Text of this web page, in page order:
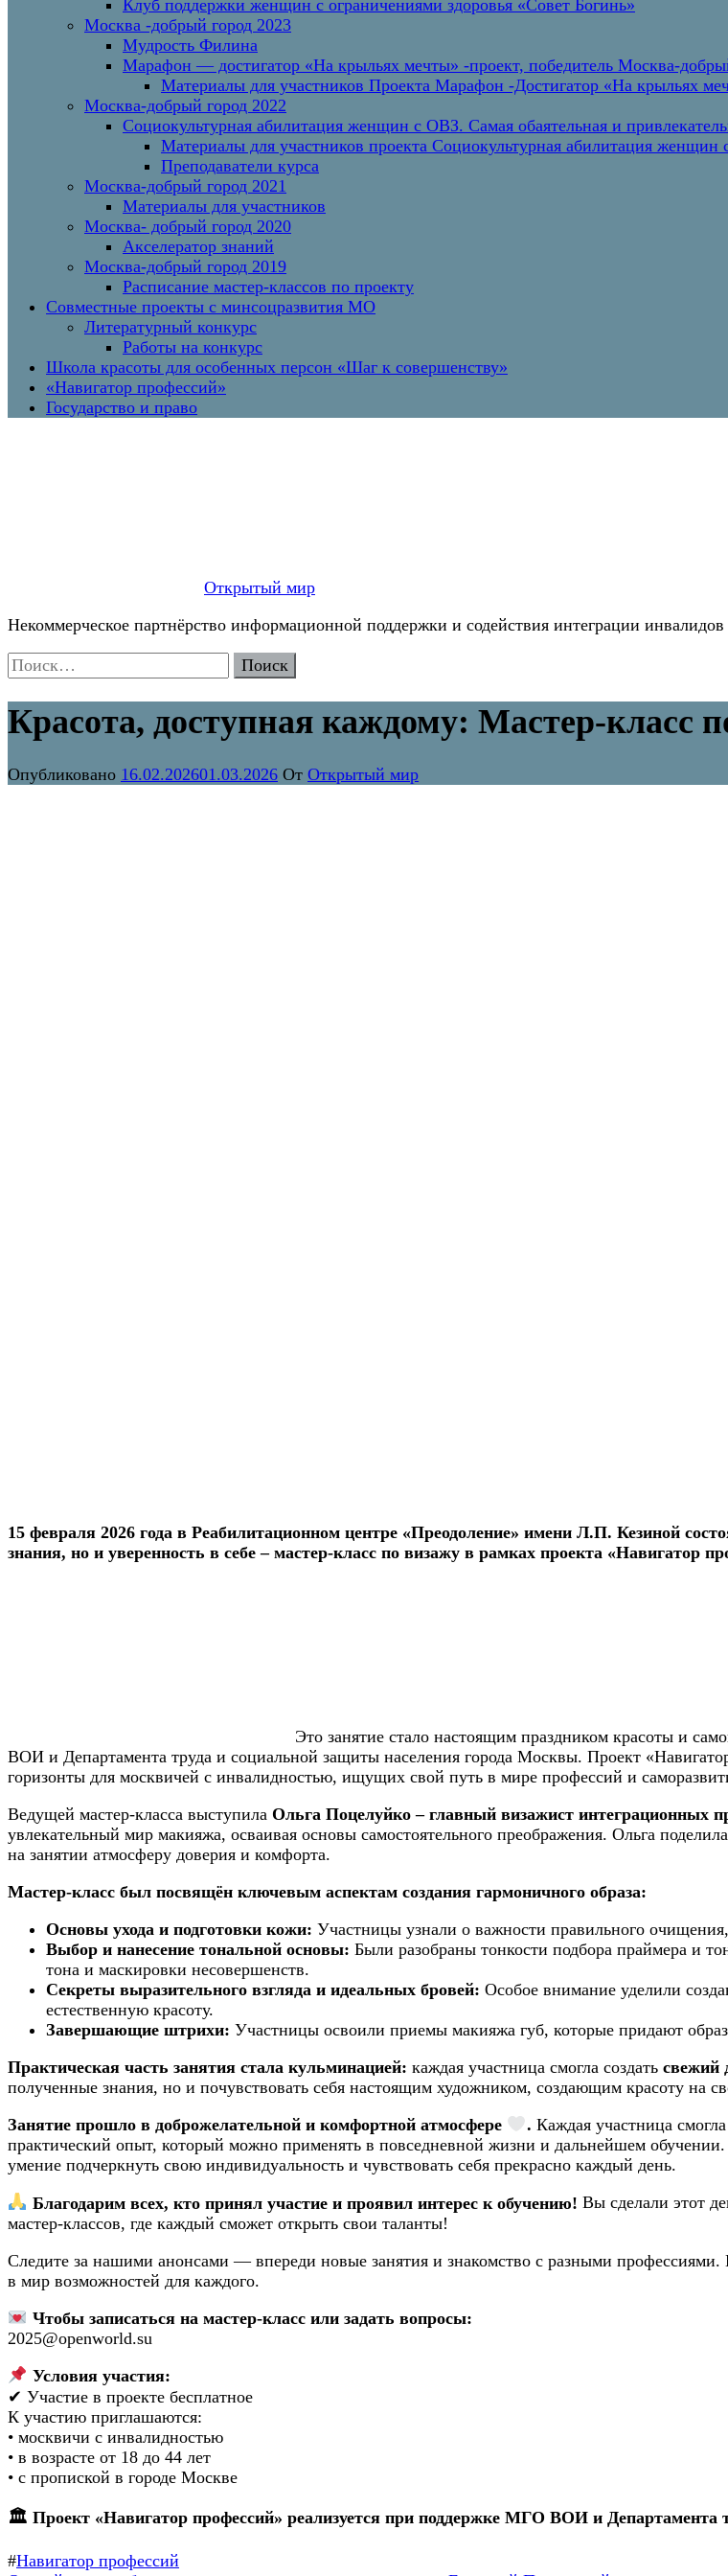
Клуб поддержки женщин с ограничениями здоровья «Совет Богинь»
Москва -добрый город 2023
Мудрость Филина
Марафон — достигатор «На крыльях мечты» -проект, победитель Москва-
Материалы для участников Проекта Марафон -Достигатор «На крыльях
Москва-добрый город 2022
Социокультурная абилитация женщин с ОВЗ. Самая обаятельная и
Материалы для участников проекта Социокультурная абилитация женщин
Преподаватели курса
Москва-добрый город 2021
Материалы для участников
Москва- добрый город 2020
Акселератор знаний
Москва-добрый город 2019
Расписание мастер-классов по проекту
Совместные проекты с минсоцразвития МО
Литературный конкурс
Работы на конкурс
Школа красоты для особенных персон «Шаг к совершенству»
«Навигатор профессий»
Государство и право
Открытый мир
Некоммерческое партнёрство информационной поддержки и содействия интеграции инвалидов
Найти:
Красота, доступная каждому: Мастер-класс
Опубликовано 16.02.202601.03.2026 От Открытый мир
15 февраля 2026 года в Реабилитационном центре «Преодоление» имени Л.П. Кезиной
знания, но и уверенность в себе – мастер-класс по визажу в рамках проекта «Навигатор
Это занятие стало настоящим праздником красоты и
ВОИ и Департамента труда и социальной защиты населения города Москвы. Проект
горизонты для москвичей с инвалидностью, ищущих свой путь в мире профессий и
Ведущей мастер-класса выступила Ольга Поцелуйко – главный визажист
увлекательный мир макияжа, осваивая основы самостоятельного преображения. Ольга
на занятии атмосферу доверия и комфорта.
Мастер-класс был посвящён ключевым аспектам создания гармоничного образа:
Основы ухода и подготовки кожи: Участницы узнали о важности правильного
Выбор и нанесение тональной основы: Были разобраны тонкости подбора праймера и
тона и маскировки несовершенств.
Секреты выразительного взгляда и идеальных бровей: Особое внимание уделили
естественную красоту.
Завершающие штрихи: Участницы освоили приемы макияжа губ, которые придают
Практическая часть занятия стала кульминацией: каждая участница смогла создать свежий
полученные знания, но и почувствовать себя настоящим художником, создающим красоту на
Занятие прошло в доброжелательной и комфортной атмосфере
. Каждая участница
практический опыт, который можно применять в повседневной жизни и дальнейшем
умение подчеркнуть свою индивидуальность и чувствовать себя прекрасно каждый день.
Благодарим всех, кто принял участие и проявил интерес к обучению! Вы сделали этот
мастер-классов, где каждый сможет открыть свои таланты!
Следите за нашими анонсами — впереди новые занятия и знакомство с разными
в мир возможностей для каждого.
Чтобы записаться на мастер-класс или задать вопросы:
2025@openworld.su
Условия участия:
✔ Участие в проекте бесплатное
К участию приглашаются:
• москвичи с инвалидностью
• в возрасте от 18 до 44 лет
• с пропиской в городе Москве
🏛 Проект «Навигатор профессий» реализуется при поддержке МГО ВОИ и Департамента
#Навигатор профессий